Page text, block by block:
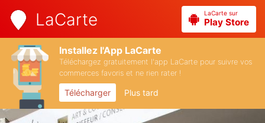
LaCarte LaCarte sur
Play Store
Installez l'App LaCarte
Téléchargez gratuitement l'app LaCarte pour suivre vos
commerces favoris et ne rien rater !
Télécharger Plus tard